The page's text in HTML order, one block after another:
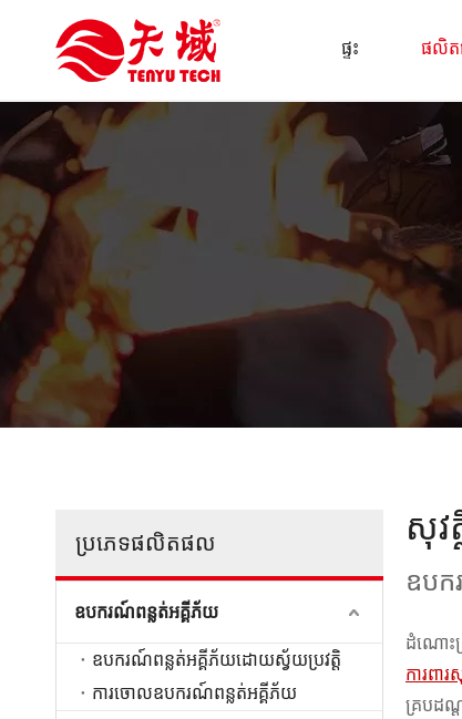
ផ្ទះ ផលិ
ប្រភេទផលិតផល
ឧបករណ៍ពន្លត់អគ្គីភ័យ
ឧបករណ៍ពន្លត់អគ្គីភ័យដោយស្វ័យប្រវត្តិ
ការចោលឧបករណ៍ពន្លត់អគ្គីភ័យ
សុវ
ឧបក
ដំណោះស្
ការពារ
គ្របដណ្